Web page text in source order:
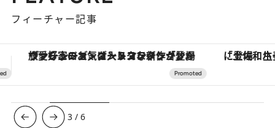
フィーチャー記事
「土佐和ハーブかき氷」がOMO7高知に登場！生姜、山椒、大葉など目にも舌にも涼を呼ぶ郷土の味 【銀座で出合う最旬美容】美髪ケアや上質
3 /6